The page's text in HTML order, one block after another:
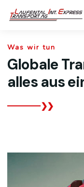
Was wir tun
Globale
alles aus